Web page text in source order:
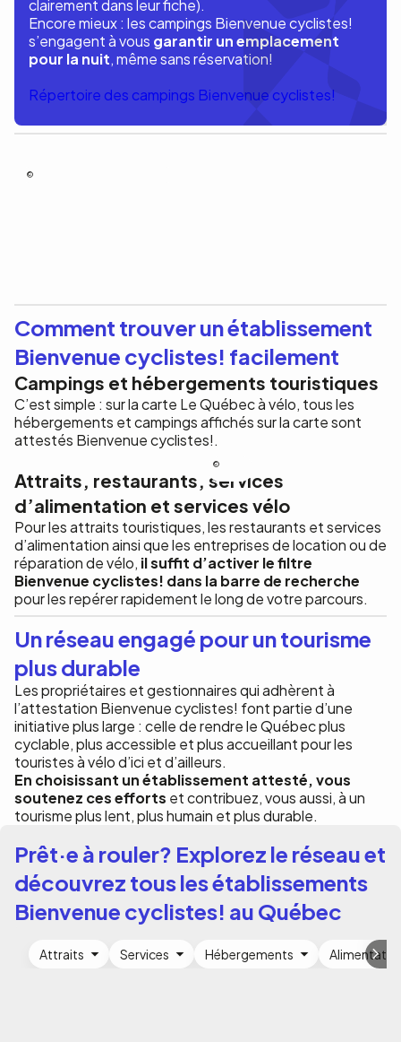
clairement dans leur fiche).
Encore mieux : les campings Bienvenue cyclistes!
s’engagent à vous garantir un emplacement
pour la nuit, même sans réservation!
Répertoire des campings Bienvenue cyclistes!
Comment trouver un établissement
Bienvenue cyclistes! facilement
Campings et hébergements touristiques
C’est simple : sur la carte Le Québec à vélo, tous les
hébergements et campings affichés sur la carte sont
attestés Bienvenue cyclistes!.
Attraits, restaurants, services
d’alimentation et services vélo
Pour les attraits touristiques, les restaurants et services
d’alimentation ainsi que les entreprises de location ou de
réparation de vélo, il suffit d’activer le filtre
Bienvenue cyclistes! dans la barre de recherche
pour les repérer rapidement le long de votre parcours.
Un réseau engagé pour un tourisme
plus durable
Les propriétaires et gestionnaires qui adhèrent à
l’attestation Bienvenue cyclistes! font partie d’une
initiative plus large : celle de rendre le Québec plus
cyclable, plus accessible et plus accueillant pour les
touristes à vélo d’ici et d’ailleurs.
En choisissant un établissement attesté, vous
soutenez ces efforts et contribuez, vous aussi, à un
tourisme plus lent, plus humain et plus durable.
Prêt·e à rouler? Explorez le réseau et
découvrez tous les établissements
Bienvenue cyclistes! au Québec
Attraits Services Hébergements